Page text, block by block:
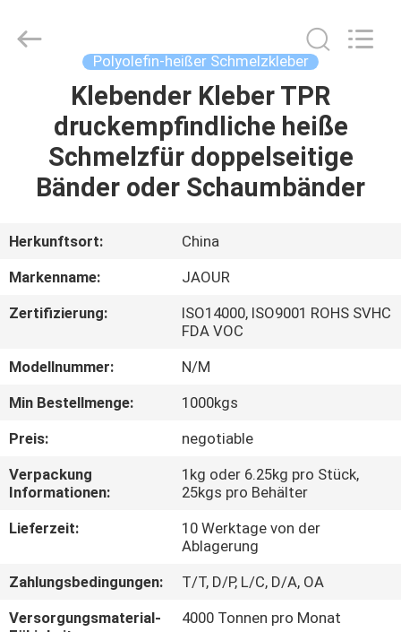
PRODUKTE
UNS
QUALITÄTSKONTROLLE
KONTAKT
MIT
UNS
NEUIGKEITEN
RECHTSSACHEN
Adhesive
Products
Polyolefin-heißer Schmelzkleber
Klebender Kleber TPR
druckempfindliche heiße
Schmelzfür doppelseitige
Bänder oder Schaumbänder
Herkunftsort:
China
Markenname:
JAOUR
Zertifizierung:
ISO14000, ISO9001 ROHS SVHC
FDA VOC
Modellnummer:
N/M
Min Bestellmenge:
1000kgs
Preis:
negotiable
Verpackung
Informationen:
1kg oder 6.25kg pro Stück,
25kgs pro Behälter
Lieferzeit:
10 Werktage von der
Ablagerung
Zahlungsbedingungen:
T/T, D/P, L/C, D/A, OA
Versorgungsmaterial-
4000 Tonnen pro Monat